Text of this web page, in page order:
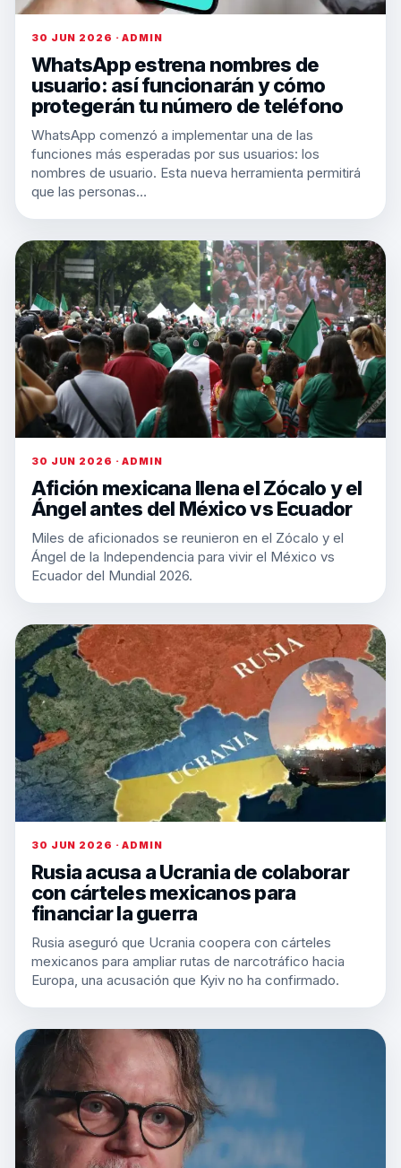
30 JUN 2026 · ADMIN
WhatsApp estrena nombres de
usuario: así funcionarán y cómo
protegerán tu número de teléfono
WhatsApp comenzó a implementar una de las
funciones más esperadas por sus usuarios: los
nombres de usuario. Esta nueva herramienta permitirá
que las personas…
30 JUN 2026 · ADMIN
Afición mexicana llena el Zócalo y el
Ángel antes del México vs Ecuador
Miles de aficionados se reunieron en el Zócalo y el
Ángel de la Independencia para vivir el México vs
Ecuador del Mundial 2026.
30 JUN 2026 · ADMIN
Rusia acusa a Ucrania de colaborar
con cárteles mexicanos para
financiar la guerra
Rusia aseguró que Ucrania coopera con cárteles
mexicanos para ampliar rutas de narcotráfico hacia
Europa, una acusación que Kyiv no ha confirmado.